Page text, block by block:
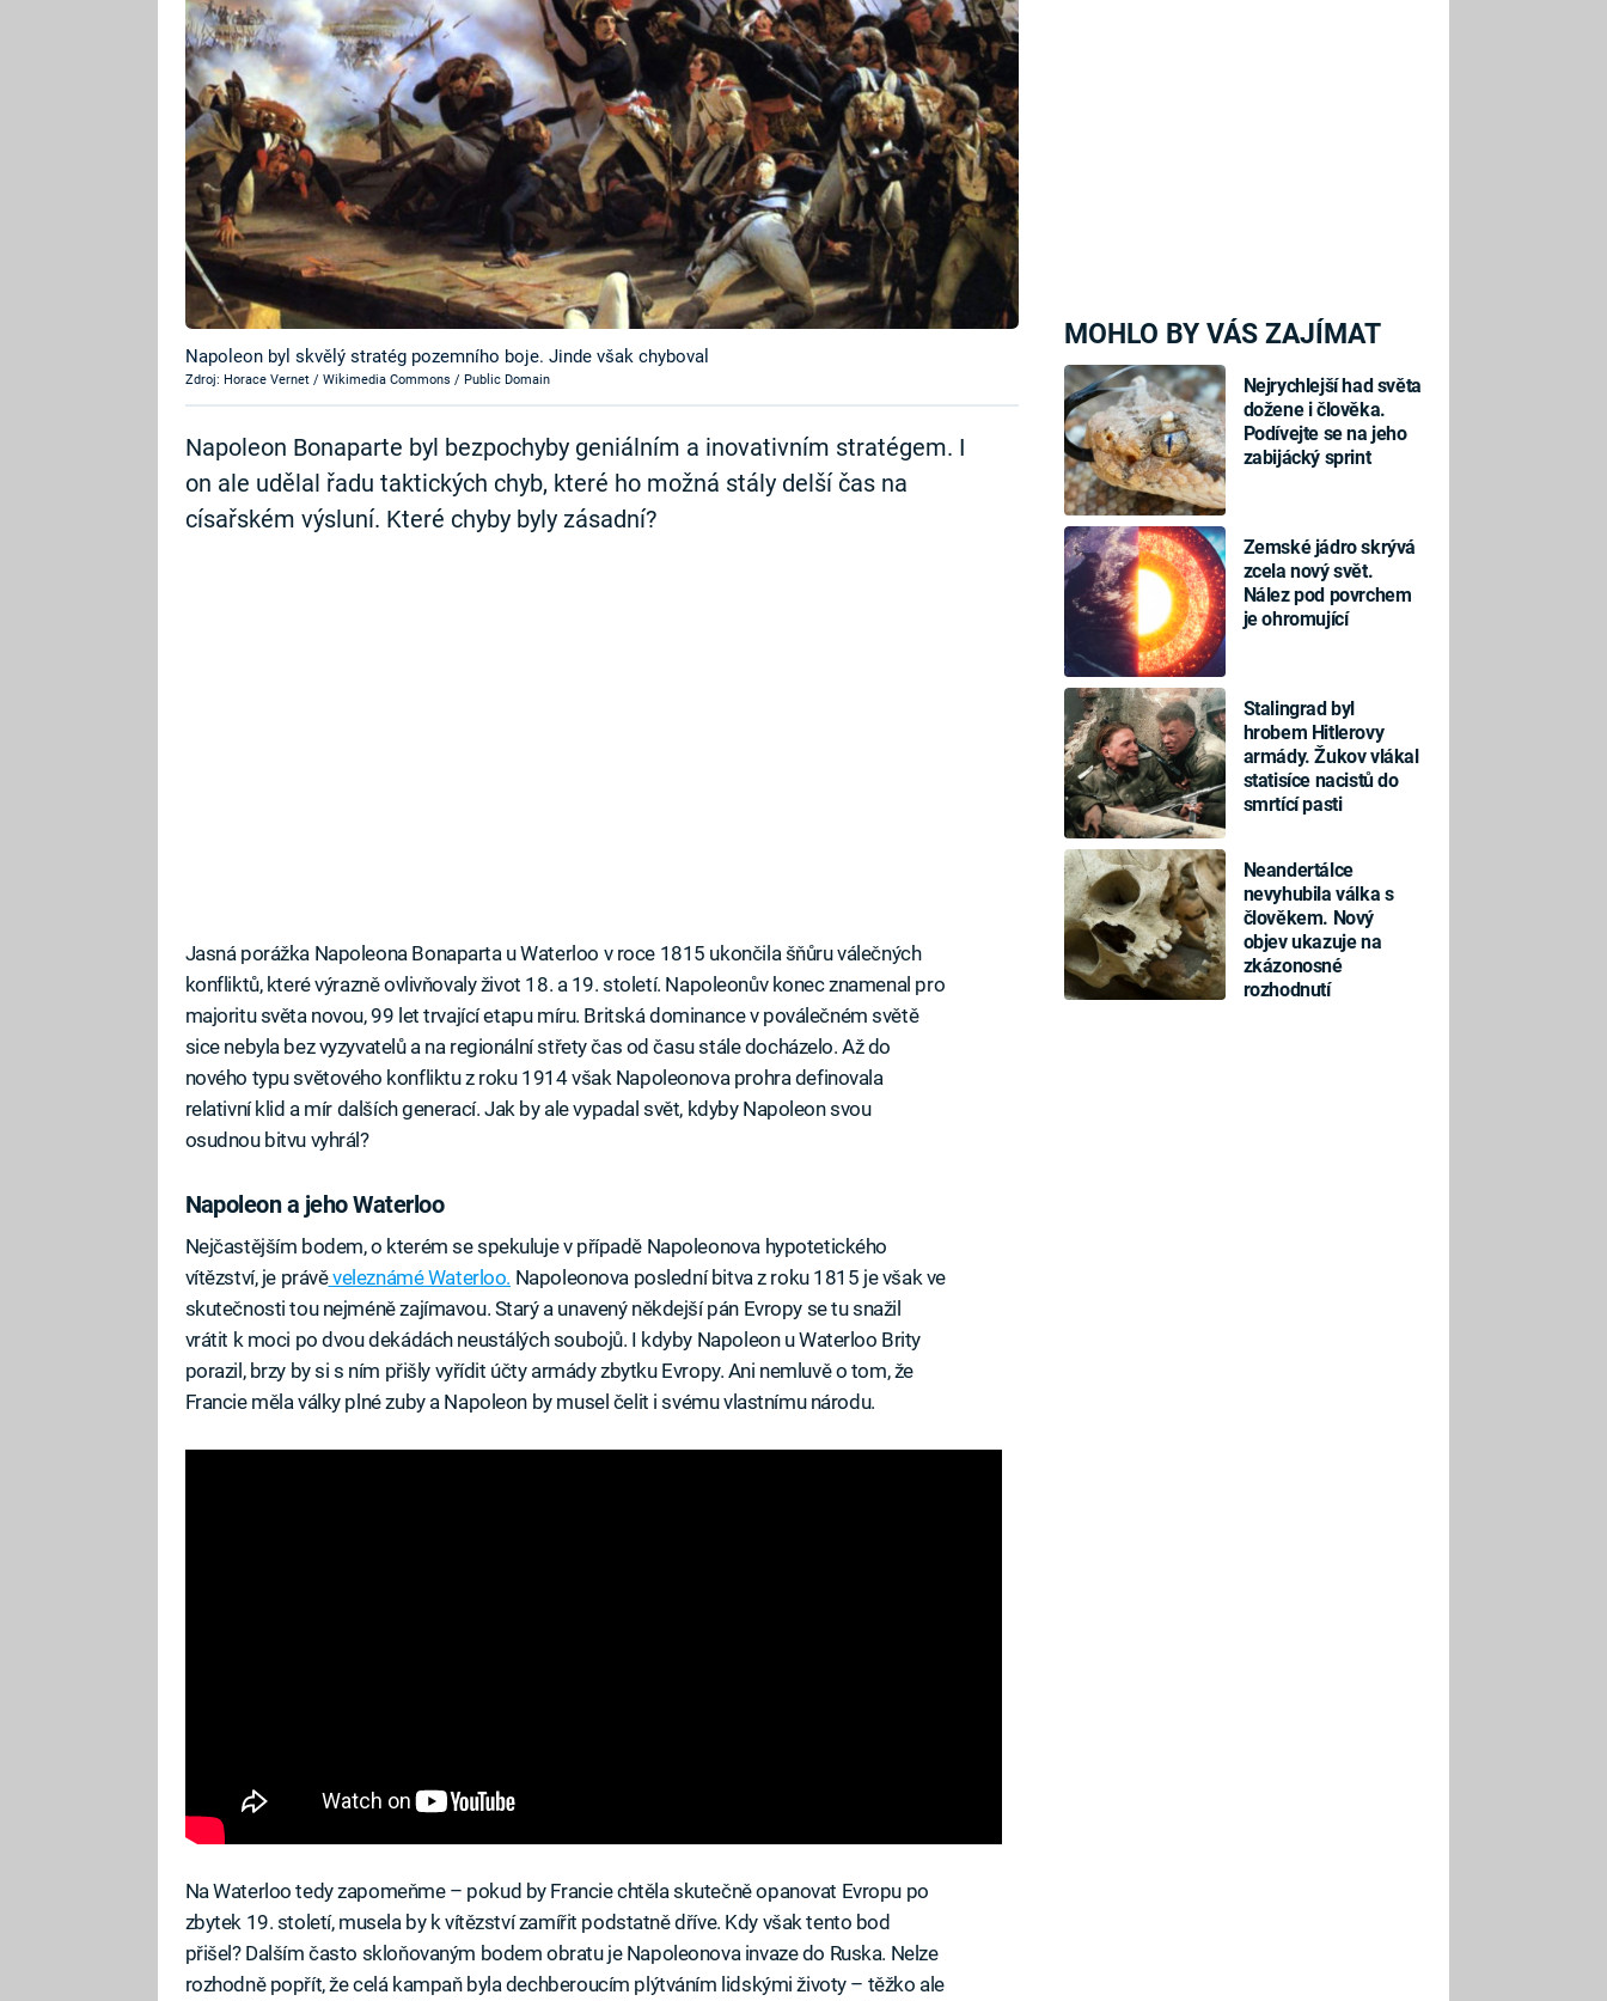
MOHLO BY VÁS ZAJÍMAT
Nejrychlejší had světa
dožene i člověka.
Podívejte se na jeho
zabijácký sprint
Zemské jádro skrývá
zcela nový svět.
Nález pod povrchem
je ohromující
Stalingrad byl
hrobem Hitlerovy
armády. Žukov vlákal
statisíce nacistů do
smrtící pasti
Neandertálce
nevyhubila válka s
člověkem. Nový
objev ukazuje na
zkázonosné
rozhodnutí
Napoleon byl skvělý stratég pozemního boje. Jinde však chyboval
Zdroj: Horace Vernet / Wikimedia Commons / Public Domain
Napoleon Bonaparte byl bezpochyby geniálním a inovativním stratégem. I
on ale udělal řadu taktických chyb, které ho možná stály delší čas na
císařském výsluní. Které chyby byly zásadní?
Jasná porážka Napoleona Bonaparta u Waterloo v roce 1815 ukončila šňůru válečných
konfliktů, které výrazně ovlivňovaly život 18. a 19. století. Napoleonův konec znamenal pro
majoritu světa novou, 99 let trvající etapu míru. Britská dominance v poválečném světě
sice nebyla bez vyzyvatelů a na regionální střety čas od času stále docházelo. Až do
nového typu světového konfliktu z roku 1914 však Napoleonova prohra definovala
relativní klid a mír dalších generací. Jak by ale vypadal svět, kdyby Napoleon svou
osudnou bitvu vyhrál?
Napoleon a jeho Waterloo
Nejčastějším bodem, o kterém se spekuluje v případě Napoleonova hypotetického
vítězství, je právěveleznámé Waterloo. Napoleonova poslední bitva z roku 1815 je však ve
skutečnosti tou nejméně zajímavou. Starý a unavený někdejší pán Evropy se tu snažil
vrátit k moci po dvou dekádách neustálých soubojů. I kdyby Napoleon u Waterloo Brity
porazil, brzy by si s ním přišly vyřídit účty armády zbytku Evropy. Ani nemluvě o tom, že
Francie měla války plné zuby a Napoleon by musel čelit i svému vlastnímu národu.
Na Waterloo tedy zapomeňme – pokud by Francie chtěla skutečně opanovat Evropu po
zbytek 19. století, musela by k vítězství zamířit podstatně dříve. Kdy však tento bod
přišel? Dalším často skloňovaným bodem obratu je Napoleonova invaze do Ruska. Nelze
rozhodně popřít, že celá kampaň byla dechberoucím plýtváním lidskými životy – těžko ale